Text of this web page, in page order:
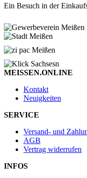
Ein Besuch in der
MEISSEN.ONLINE
Kontakt
Neuigkeiten
SERVICE
Versand- und
AGB
Vertrag widerrufen
INFOS